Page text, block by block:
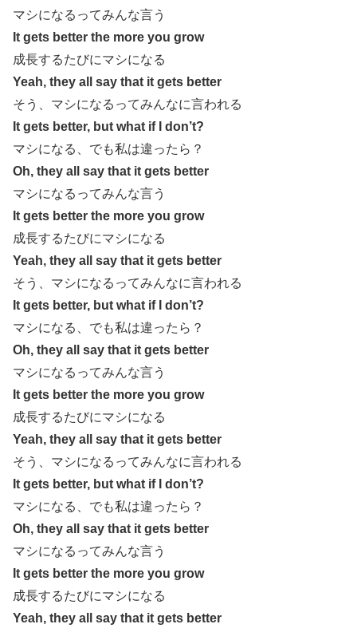
マシになるってみんな言う
It gets better the more you grow
成長するたびにマシになる
Yeah, they all say that it gets better
そう、マシになるってみんなに言われる
It gets better, but what if I don’t?
マシになる、でも私は違ったら？
Oh, they all say that it gets better
マシになるってみんな言う
It gets better the more you grow
成長するたびにマシになる
Yeah, they all say that it gets better
そう、マシになるってみんなに言われる
It gets better, but what if I don’t?
マシになる、でも私は違ったら？
Oh, they all say that it gets better
マシになるってみんな言う
It gets better the more you grow
成長するたびにマシになる
Yeah, they all say that it gets better
そう、マシになるってみんなに言われる
It gets better, but what if I don’t?
マシになる、でも私は違ったら？
Oh, they all say that it gets better
マシになるってみんな言う
It gets better the more you grow
成長するたびにマシになる
Yeah, they all say that it gets better